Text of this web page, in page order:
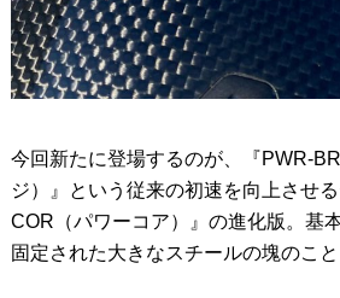
今回新たに登場するのが、『PWR-
ジ）』という従来の初速を向上させ
COR（パワーコア）』の進化版。基
固定された大きなスチールの塊のこと